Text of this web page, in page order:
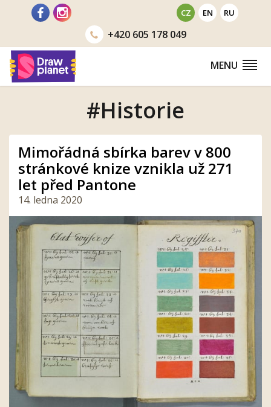
CZ EN RU
+420605 178 049
MENU
#Historie
Mimořádná sbírka barev v 800
stránkové knize vznikla už 271
let před Pantone
14. ledna 2020